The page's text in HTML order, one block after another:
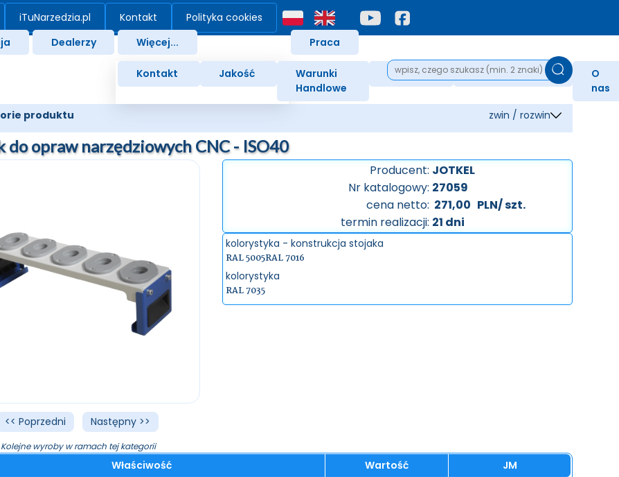
iTuNarzedzia.pl Kontakt
Polityka cookies
Dealerzy Więcej...
Kontakt Jakość
Warunki
Handlowe
Nagrody Podziękowania
O
nas
Praca
produktu zwin / rozwin
do opraw narzędziowych CNC - ISO40
<< Poprzedni Następny >>
Kolejne wyroby w ramach tej kategorii
Producent: JOTKEL
Nr katalogowy: 27059
cena netto: 271,00 PLN/ szt.
termin realizacji: 21 dni
kolorystyka - konstrukcja stojaka
RAL 5005RAL 7016
kolorystyka
RAL 7035
Właściwość Wartość
JM